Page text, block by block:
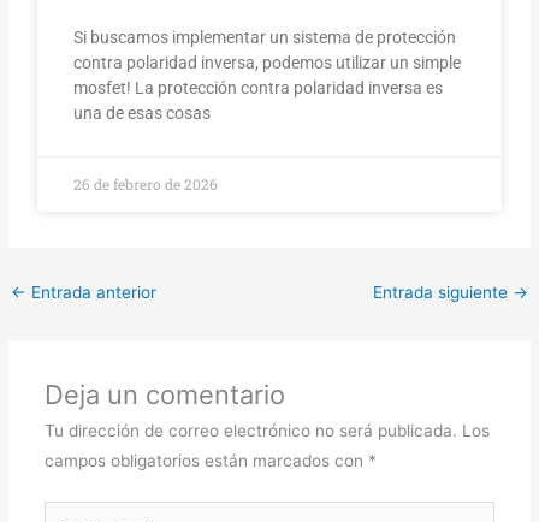
Si buscamos implementar un sistema de protección
contra polaridad inversa, podemos utilizar un simple
mosfet! La protección contra polaridad inversa es
una de esas cosas
26 de febrero de 2026
← Entrada anterior Entrada siguiente →
Deja un comentario
Tu dirección de correo electrónico no será publicada. Los
campos obligatorios están marcados con *